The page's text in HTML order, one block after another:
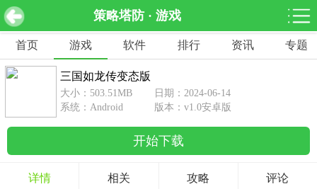
策略塔防 · 游戏
网游分类 软件分类
休闲益智
462款游戏
赛车竞速
122款游戏
1642款游戏
动作射击
351款游戏
69款游戏
首页 游戏 软件 排行 资讯 专题
三国如龙传变态版 v1.0安卓版 下载
三国如龙传变态版
大小：503.51MB
日期：2024-06-14
系统：Android
版本：v1.0安卓版
开始下载
详情 相关 攻略 评论